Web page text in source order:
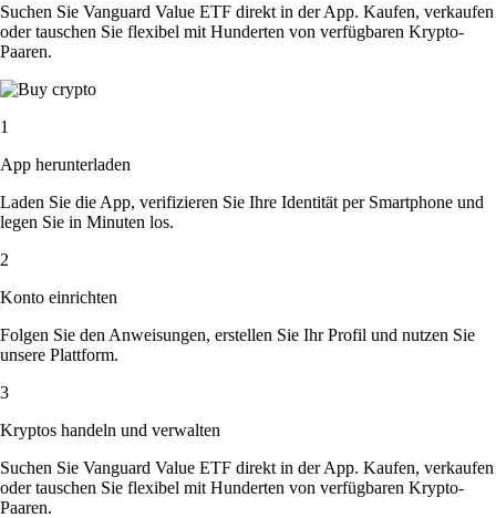
Suchen Sie Vanguard Value ETF direkt in der App. Kaufen, verkaufen
oder tauschen Sie flexibel mit Hunderten von verfügbaren Krypto-
Paaren.
1
App herunterladen
Laden Sie die App, verifizieren Sie Ihre Identität per Smartphone und
legen Sie in Minuten los.
2
Konto einrichten
Folgen Sie den Anweisungen, erstellen Sie Ihr Profil und nutzen Sie
unsere Plattform.
3
Kryptos handeln und verwalten
Suchen Sie Vanguard Value ETF direkt in der App. Kaufen, verkaufen
oder tauschen Sie flexibel mit Hunderten von verfügbaren Krypto-
Paaren.